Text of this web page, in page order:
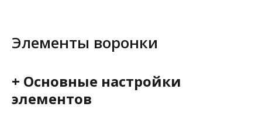
Элементы воронки
+ Основные настройки
элементов